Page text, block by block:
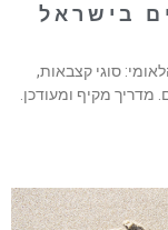
בישראל
סוגי קצבאות,
מקיף ומעודכן.